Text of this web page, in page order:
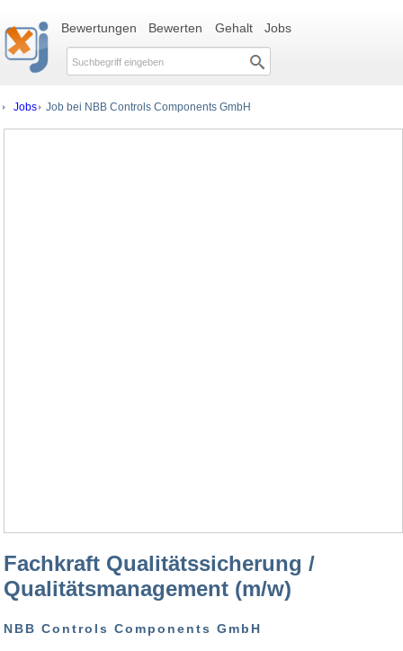
Bewertungen Bewerten Gehalt Jobs
Jobs Job bei NBB Controls Components GmbH
Fachkraft Qualitätssicherung /
Qualitätsmanagement (m/w)
NBB Controls Components GmbH